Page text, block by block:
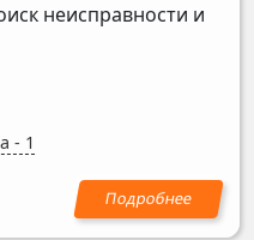
неисправности и
- 1